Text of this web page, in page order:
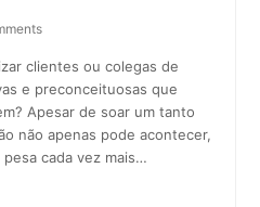
clientes ou colegas de
e preconceituosas que
Apesar de soar um tanto
não apenas pode acontecer,
cada vez mais…